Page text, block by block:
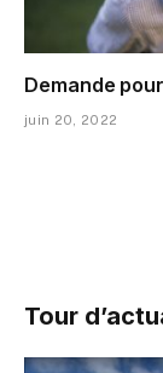
Demande
juin 20, 2022
Tour